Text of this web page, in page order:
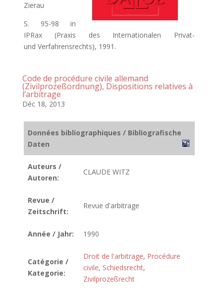
Zierau
S. 95-98 in
IPRax (Praxis des Internationalen Privat-
und Verfahrensrechts), 1991.
Code de procédure civile allemand
(Zivilprozeßordnung), Dispositions relatives à
l’arbitrage
Déc 18, 2013
Données bibliographiques / Bibliografische
Daten
Auteurs /
Autoren:
CLAUDE WITZ
Revue /
Zeitschrift:
Revue d'arbitrage
Année / Jahr: 1990
Catégorie /
Kategorie:
Droit de l'arbitrage, Procédure
civile, Schiedsrecht,
Zivilprozeßrecht